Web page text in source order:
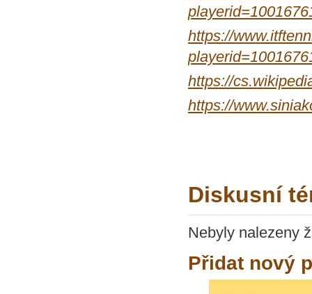
https://
https://
https://
Diskusní
Nebyly nalezeny
Přidat nový